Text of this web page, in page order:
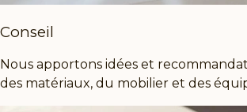
Conseil
Nous apportons idées et
des matériaux, du mobilier et des